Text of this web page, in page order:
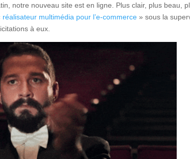
notre nouveau site est en ligne. Plus clair, plus beau,
réalisateur multimédia pour l’e-commerce » sous la
à eux.